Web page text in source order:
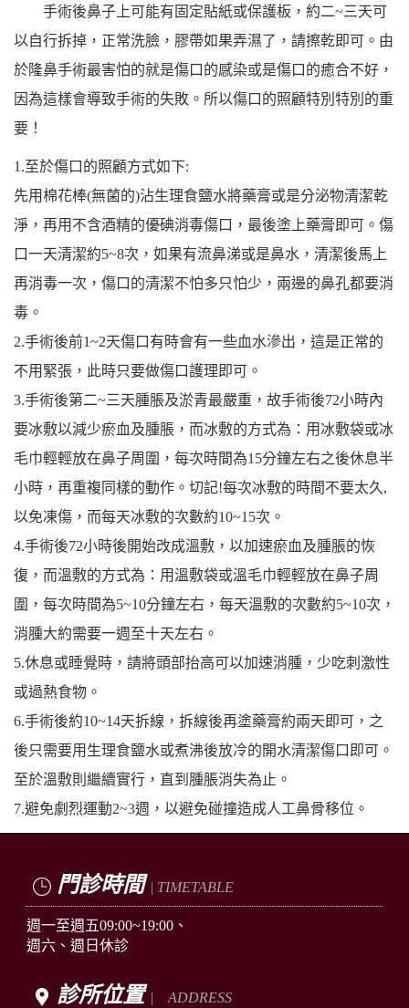
手術後鼻子上可能有固定貼紙或保護板，約二~三天可
以自行拆掉，正常洗臉，膠帶如果弄濕了，請擦乾即可。由
於隆鼻手術最害怕的就是傷口的感染或是傷口的癒合不好，
因為這樣會導致手術的失敗。所以傷口的照顧特別特別的重
要！
1.至於傷口的照顧方式如下:
先用棉花棒(無菌的)沾生理食鹽水將藥膏或是分泌物清潔乾
淨，再用不含酒精的優碘消毒傷口，最後塗上藥膏即可。傷
口一天清潔約5~8次，如果有流鼻涕或是鼻水，清潔後馬上
再消毒一次，傷口的清潔不怕多只怕少，兩邊的鼻孔都要消
毒。
2.手術後前1~2天傷口有時會有一些血水滲出，這是正常的
不用緊張，此時只要做傷口護理即可。
3.手術後第二~三天腫脹及淤青最嚴重，故手術後72小時內
要冰敷以減少瘀血及腫脹，而冰敷的方式為：用冰敷袋或冰
毛巾輕輕放在鼻子周圍，每次時間為15分鐘左右之後休息半
小時，再重複同樣的動作。切記!每次冰敷的時間不要太久,
以免凍傷，而每天冰敷的次數約10~15次。
4.手術後72小時後開始改成溫敷，以加速瘀血及腫脹的恢
復，而溫敷的方式為：用溫敷袋或溫毛巾輕輕放在鼻子周
圍，每次時間為5~10分鐘左右，每天溫敷的次數約5~10次，
消腫大約需要一週至十天左右。
5.休息或睡覺時，請將頭部抬高可以加速消腫，少吃刺激性
或過熱食物。
6.手術後約10~14天拆線，拆線後再塗藥膏約兩天即可，之
後只需要用生理食鹽水或煮沸後放冷的開水清潔傷口即可。
至於溫敷則繼續實行，直到腫脹消失為止。
7.避免劇烈運動2~3週，以避免碰撞造成人工鼻骨移位。
門診時間 | TIMETABLE
週一至週五09:00~19:00、
週六、週日休診
診所位置 | ADDRESS